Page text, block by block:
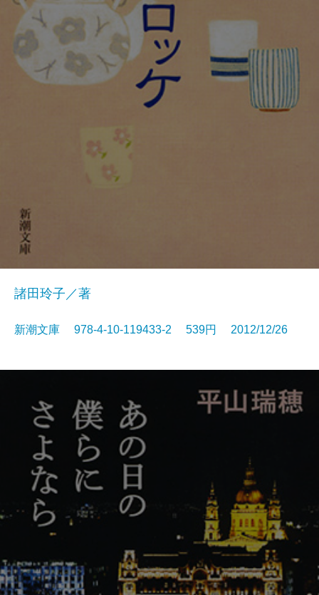
諸田玲子／著
新潮文庫 978-4-10-119433-2 539円 2012/12/26